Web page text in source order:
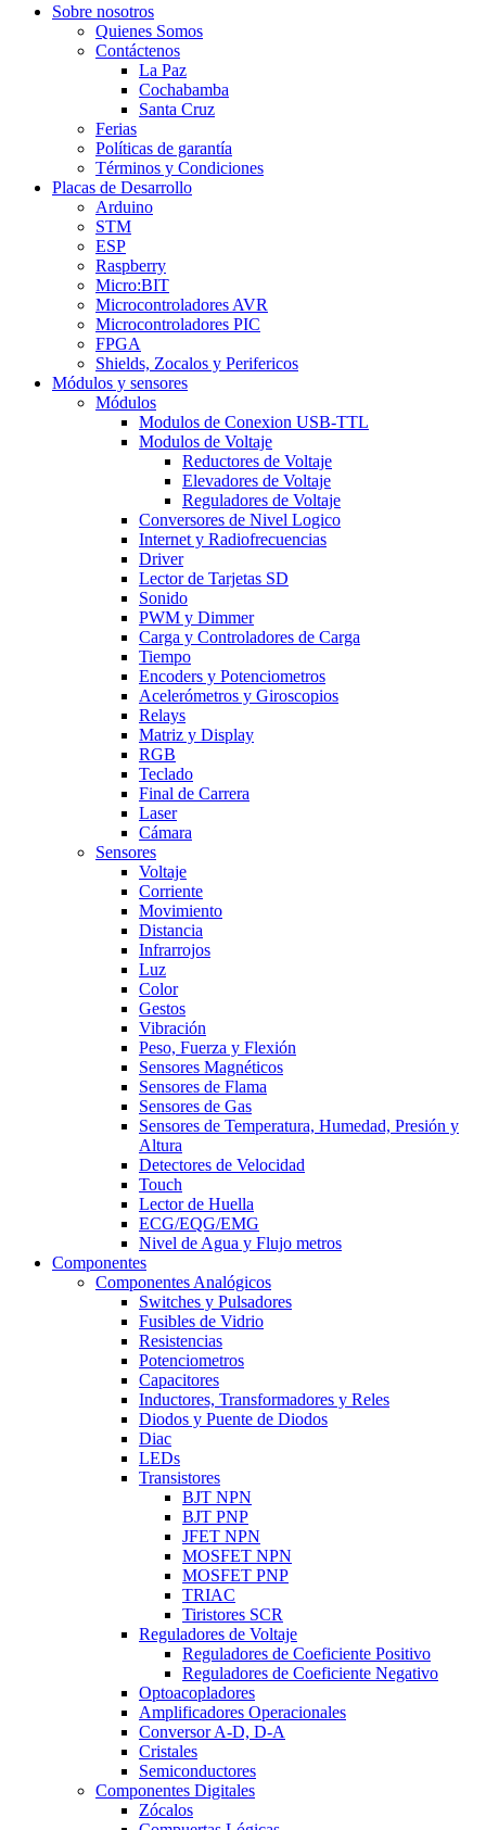
Sobre nosotros
Quienes Somos
Contáctenos
La Paz
Cochabamba
Santa Cruz
Ferias
Políticas de garantía
Términos y Condiciones
Placas de Desarrollo
Arduino
STM
ESP
Raspberry
Micro:BIT
Microcontroladores AVR
Microcontroladores PIC
FPGA
Shields, Zocalos y Perifericos
Módulos y sensores
Módulos
Modulos de Conexion USB-TTL
Modulos de Voltaje
Reductores de Voltaje
Elevadores de Voltaje
Reguladores de Voltaje
Conversores de Nivel Logico
Internet y Radiofrecuencias
Driver
Lector de Tarjetas SD
Sonido
PWM y Dimmer
Carga y Controladores de Carga
Tiempo
Encoders y Potenciometros
Acelerómetros y Giroscopios
Relays
Matriz y Display
RGB
Teclado
Final de Carrera
Laser
Cámara
Sensores
Voltaje
Corriente
Movimiento
Distancia
Infrarrojos
Luz
Color
Gestos
Vibración
Peso, Fuerza y Flexión
Sensores Magnéticos
Sensores de Flama
Sensores de Gas
Sensores de Temperatura, Humedad, Presión y
Altura
Detectores de Velocidad
Touch
Lector de Huella
ECG/EQG/EMG
Nivel de Agua y Flujo metros
Componentes
Componentes Analógicos
Switches y Pulsadores
Fusibles de Vidrio
Resistencias
Potenciometros
Capacitores
Inductores, Transformadores y Reles
Diodos y Puente de Diodos
Diac
LEDs
Transistores
BJT NPN
BJT PNP
JFET NPN
MOSFET NPN
MOSFET PNP
TRIAC
Tiristores SCR
Reguladores de Voltaje
Reguladores de Coeficiente Positivo
Reguladores de Coeficiente Negativo
Optoacopladores
Amplificadores Operacionales
Conversor A-D, D-A
Cristales
Semiconductores
Componentes Digitales
Zócalos